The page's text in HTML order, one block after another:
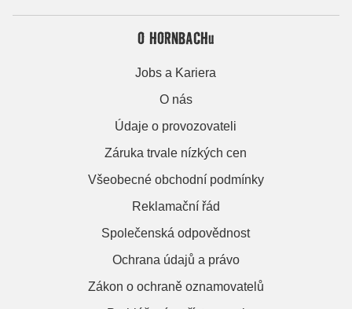
O HORNBACHu
Jobs a Kariera
O nás
Údaje o provozovateli
Záruka trvale nízkých cen
Všeobecné obchodní podmínky
Reklamační řád
Společenská odpovědnost
Ochrana údajů a právo
Zákon o ochraně oznamovatelů